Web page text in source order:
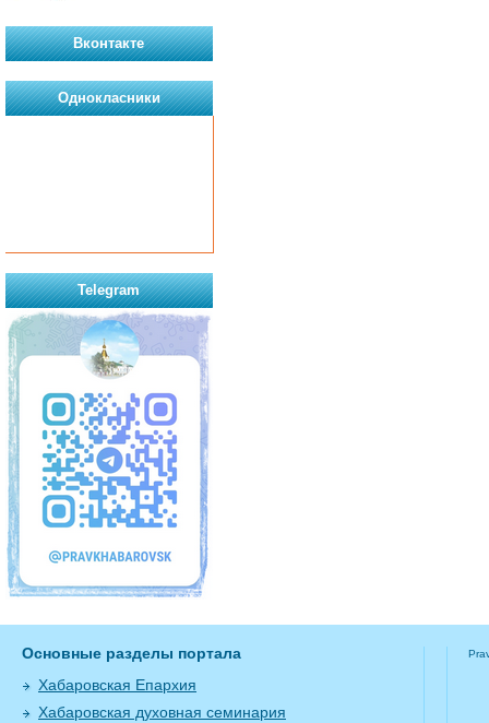
Вконтакте
Однокласники
Telegram
Основные разделы портала
Хабаровская Епархия
Хабаровская духовная семинария